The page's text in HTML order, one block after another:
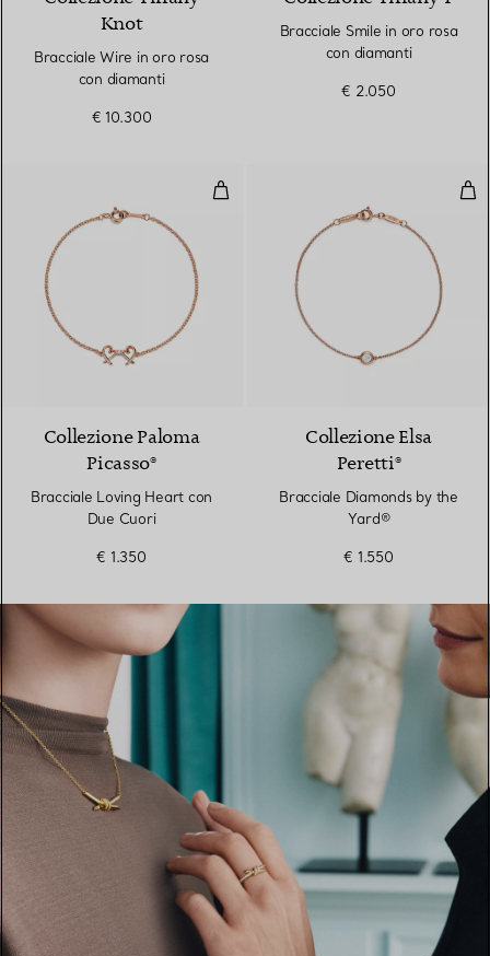
Knot
Bracciale Wire in oro rosa
con diamanti
€ 10.300
Bracciale Smile in oro rosa
con diamanti
€ 2.050
Bracciale Loving Heart con Due
Collezione Paloma
Picasso®
Bracciale Loving Heart con
Due Cuori
€ 1.350
Collezione Elsa
Peretti®
Bracciale Diamonds by the
Yard®
€ 1.550